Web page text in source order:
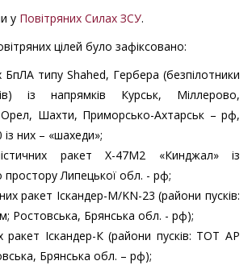
у Повітряних Силах ЗСУ.
цілей було зафіксовано:
БпЛА типу Shahed, Гербера (безпілотники
із напрямків Курськ, Міллерово,
Шахти, Приморсько-Ахтарськ – рф,
них – «шахеди»;
ракет Х-47М2 «Кинджал» із
простору Липецької обл. - рф;
ракет Іскандер-М/KN-23 (райони пусків:
Ростовська, Брянська обл. - рф);
ракет Іскандер-К (райони пусків: ТОТ АР
Брянська обл. – рф);